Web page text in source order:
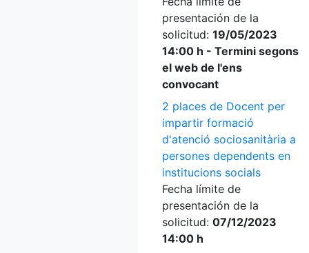
presentación de la
solicitud: 19/05/2023
14:00 h - Termini segons
el web de l'ens
convocant
2 places de Docent per
impartir formació
d'atenció sociosanitària a
persones dependents en
institucions socials
Fecha límite de
presentación de la
solicitud: 07/12/2023
14:00 h